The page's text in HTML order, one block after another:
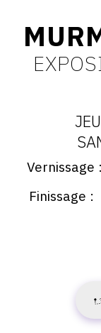
Vernissage
Vernissage
Vernissage
Finissage